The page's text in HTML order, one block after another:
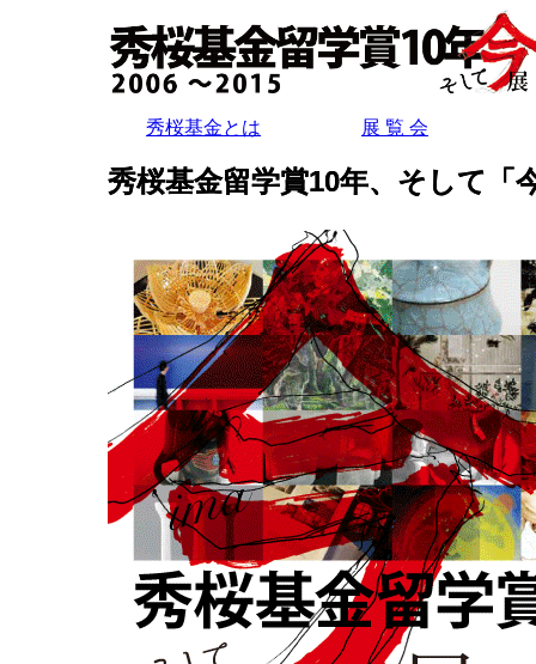
秀桜基金とは 展 覧 会
秀桜基金留学賞10年、そして「